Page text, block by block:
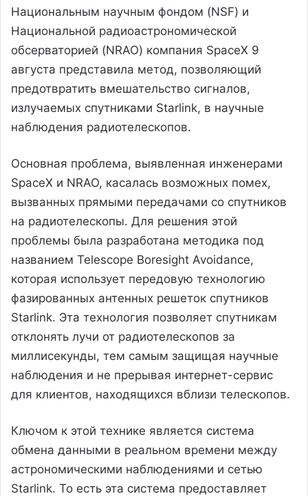
Национальным научным фондом (NSF) и
Национальной радиоастрономической
обсерваторией (NRAO) компания SpaceX 9
августа представила метод, позволяющий
предотвратить вмешательство сигналов,
излучаемых спутниками Starlink, в научные
наблюдения радиотелескопов.
Основная проблема, выявленная инженерами
SpaceX и NRAO, касалась возможных помех,
вызванных прямыми передачами со спутников
на радиотелескопы. Для решения этой
проблемы была разработана методика под
названием Telescope Boresight Avoidance,
которая использует передовую технологию
фазированных антенных решеток спутников
Starlink. Эта технология позволяет спутникам
отклонять лучи от радиотелескопов за
миллисекунды, тем самым защищая научные
наблюдения и не прерывая интернет-сервис
для клиентов, находящихся вблизи телескопов.
Ключом к этой технике является система
обмена данными в реальном времени между
астрономическими наблюдениями и сетью
Starlink. То есть эта система предоставляет